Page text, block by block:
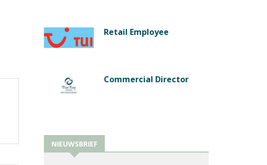
Retail Employee
Commercial Director
NIEUWSBRIEF